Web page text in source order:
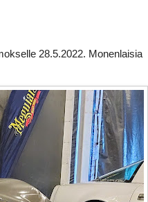
28.5.2022. Monenlaisia